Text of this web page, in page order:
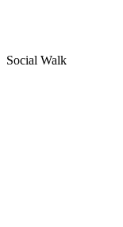
Social Walk